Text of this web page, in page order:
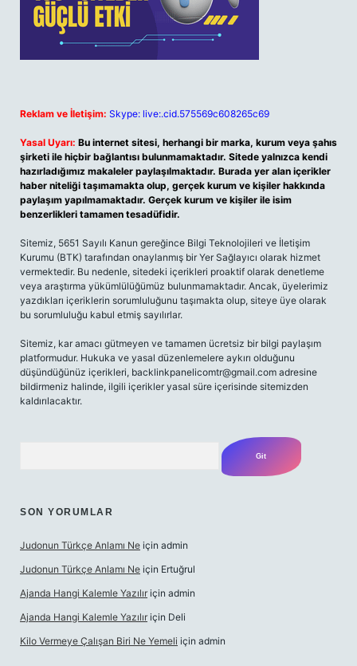
Reklam ve İletişim: Skype: live:.cid.575569c608265c69
Yasal Uyarı: Bu internet sitesi, herhangi bir marka, kurum veya şahıs
şirketi ile hiçbir bağlantısı bulunmamaktadır. Sitede yalnızca kendi
hazırladığımız makaleler paylaşılmaktadır. Burada yer alan içerikler
haber niteliği taşımamakta olup, gerçek kurum ve kişiler hakkında
paylaşım yapılmamaktadır. Gerçek kurum ve kişiler ile isim
benzerlikleri tamamen tesadüfidir.
Sitemiz, 5651 Sayılı Kanun gereğince Bilgi Teknolojileri ve İletişim
Kurumu (BTK) tarafından onaylanmış bir Yer Sağlayıcı olarak hizmet
vermektedir. Bu nedenle, sitedeki içerikleri proaktif olarak denetleme
veya araştırma yükümlülüğümüz bulunmamaktadır. Ancak, üyelerimiz
yazdıkları içeriklerin sorumluluğunu taşımakta olup, siteye üye olarak
bu sorumluluğu kabul etmiş sayılırlar.
Sitemiz, kar amacı gütmeyen ve tamamen ücretsiz bir bilgi paylaşım
platformudur. Hukuka ve yasal düzenlemelere aykırı olduğunu
düşündüğünüz içerikleri, backlinkpanelicomtr@gmail.com adresine
bildirmeniz halinde, ilgili içerikler yasal süre içerisinde sitemizden
kaldırılacaktır.
SON YORUMLAR
Judonun Türkçe Anlamı Ne için admin
Judonun Türkçe Anlamı Ne için Ertuğrul
Ajanda Hangi Kalemle Yazılır için admin
Ajanda Hangi Kalemle Yazılır için Deli
Kilo Vermeye Çalışan Biri Ne Yemeli için admin